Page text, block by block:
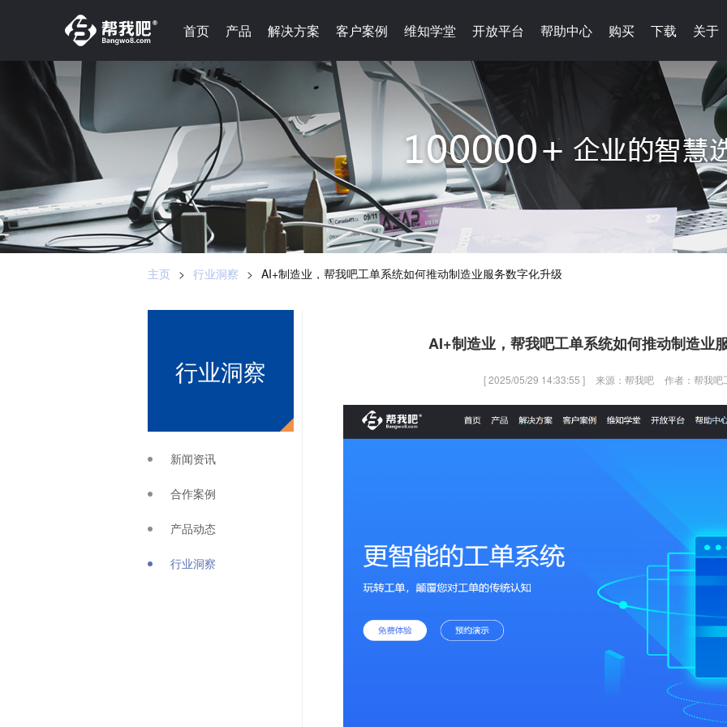
首页 产品 解决方案 客户案例 维知学堂 开放平台 帮助中心 购买 下载 关于
首页 产品 解决方案 客户案例 维知学堂 开放平台 帮助中心 购买 下载 关于
主页 > 行业洞察 > AI+制造业，帮我吧工单系统如何推动制造业服务数字化升级
行业洞察
新闻资讯
合作案例
产品动态
行业洞察
AI+制造业，帮我吧工单系统如何推动制造业
[ 2025/05/29 14:33:55 ] 来源：帮我吧 作者：帮我吧